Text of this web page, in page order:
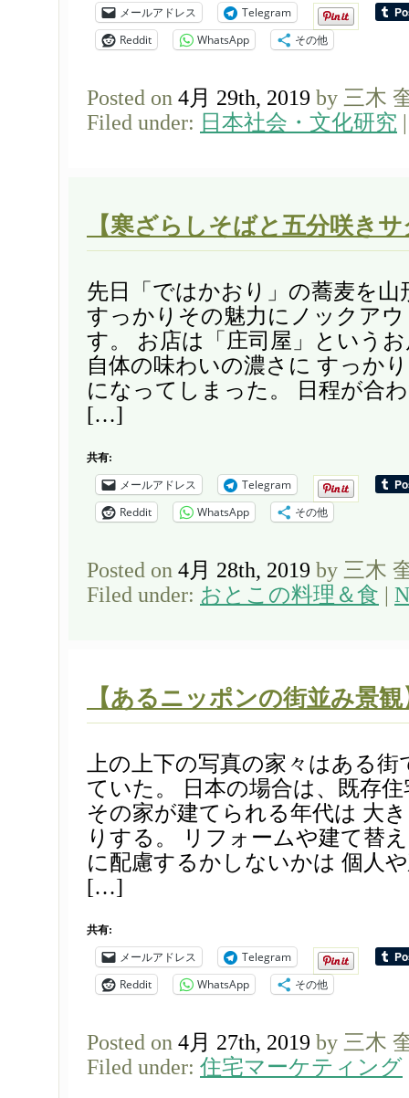
メールアドレス
Telegram
Reddit
WhatsApp その他
Posted on 4月 29th, 2019 by 三木
Filed under: 日本社会・文化研究
【寒ざらしそばと五分咲き
先日「ではかおり」の蕎麦を山
すっかりその魅力にノックア
す。 お店は「庄司屋」という
自体の味わいの濃さに すっか
になってしまった。 日程が合
[…]
共有:
メールアドレス
Telegram
Reddit
WhatsApp その他
Posted on 4月 28th, 2019 by 三木
Filed under: おとこの料理＆食 |
【あるニッポンの街並み景観
上の上下の写真の家々はある
ていた。 日本の場合は、既存
その家が建てられる年代は 大
りする。 リフォームや建て替
に配慮するかしないかは 個人
[…]
共有:
メールアドレス
Telegram
Reddit
WhatsApp その他
Posted on 4月 27th, 2019 by 三木
Filed under: 住宅マーケティング